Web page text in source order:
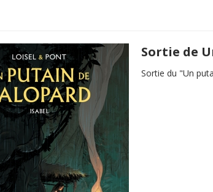
Sortie de
Sortie du "Un